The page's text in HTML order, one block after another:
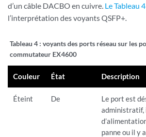
d’un câble DACBO en cuivre. Le Tableau 4
l’interprétation des voyants QSFP+.
Tableau 4 : voyants des ports réseau sur les
commutateur EX4600
Couleur État Description
Éteint De
Le port est
administratif,
panne ou il y